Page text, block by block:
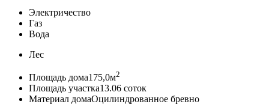
Электричество
Газ
Вода
Лес
Площадь дома175,0м2
Площадь участка13.06 соток
Материал домаОцилиндрованное бревно